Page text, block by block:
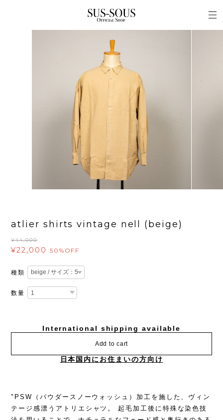
atlier shirts vintage nell (beige)
¥44,000
¥22,000 50%OFF
種類
数量
International shipping available
Add to cart
日本国内にお住まいの方向け
"PSW（パウダースノーウォッシュ）加工を施した、ヴィン
テージ感漂うアトリエシャツ。 起毛加工後に特殊な染色技